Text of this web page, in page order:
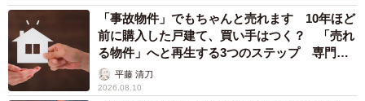
「事故物件」でもちゃんと売れます 10年ほど
前に購入した戸建て、買い手はつく？ 「売れ
る物件」へと再生する3つのステップ 専門家
が解説平藤 清刀
2026.08.10